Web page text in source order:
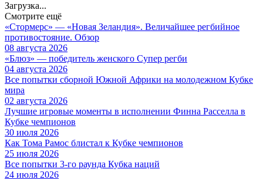
Загрузка...
Смотрите ещё
«Стормерс» — «Новая Зеландия». Величайшее регбийное
противостояние. Обзор
08 августа 2026
«Блюз» — победитель женского Супер регби
04 августа 2026
Все попытки сборной Южной Африки на молодежном Кубке
мира
02 августа 2026
Лучшие игровые моменты в исполнении Финна Расселла в
Кубке чемпионов
30 июля 2026
Как Тома Рамос блистал к Кубке чемпионов
25 июля 2026
Все попытки 3-го раунда Кубка наций
24 июля 2026